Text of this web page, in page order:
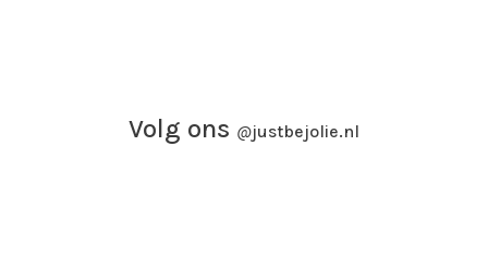
Volg ons @justbejolie.nl